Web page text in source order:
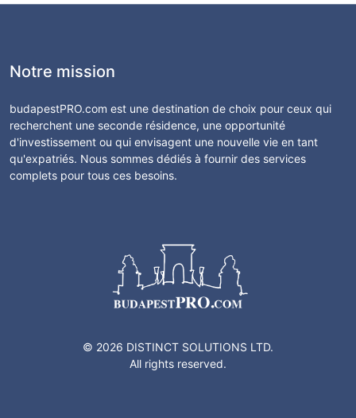
Notre mission
budapestPRO.com est une destination de choix pour ceux qui
recherchent une seconde résidence, une opportunité
d'investissement ou qui envisagent une nouvelle vie en tant
qu'expatriés. Nous sommes dédiés à fournir des services
complets pour tous ces besoins.
© 2026 DISTINCT SOLUTIONS LTD.
All rights reserved.